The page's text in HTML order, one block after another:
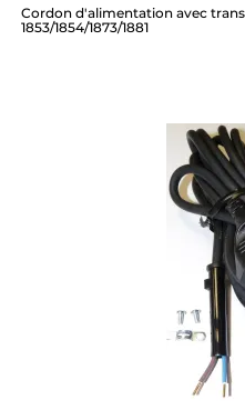
Cordon d'alimentation avec
1853/1854/1873/1881